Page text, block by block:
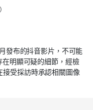
發布的抖音影片，不可能
明顯可疑的細節，經檢
受採訪時承認相關圖像